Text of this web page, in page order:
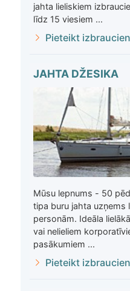
jahta lieliskiem
līdz 15 viesiem ...
Pieteikt
JAHTA DŽESIKA
Mūsu lepnums - 50
tipa buru jahta uzņems
personām. Ideāla
vai nelieliem
pasākumiem ...
Pieteikt